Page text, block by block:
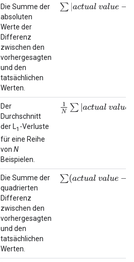
Die Summe der
absoluten
Werte der
Differenz
zwischen den
vorhergesagten
und den
tatsächlichen
Werten.
∑| a tual value−predic
Der
Durchschnitt
der L1 -Verluste
für eine Reihe
von N
Beispielen.
1N ∑|ac tualvalu e−pre
Die Summe der
quadrierten
Differenz
zwischen den
vorhergesagten
und den
tatsächlichen
Werten.
∑(actualval ue−pre dic